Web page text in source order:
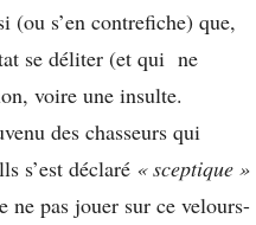
s’en contrefiche) que,
se déliter (et qui ne
voire une insulte.
des chasseurs qui
s’est déclaré « sceptique »
ne pas jouer sur ce velours-